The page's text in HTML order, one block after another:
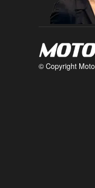
© Copyright